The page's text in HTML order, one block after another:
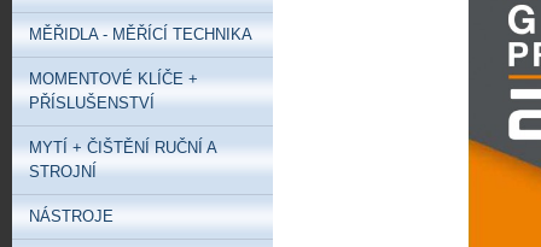
MĚŘIDLA - MĚŘÍCÍ TECHNIKA
MOMENTOVÉ KLÍČE +
PŘÍSLUŠENSTVÍ
MYTÍ + ČIŠTĚNÍ RUČNÍ A
STROJNÍ
NÁSTROJE